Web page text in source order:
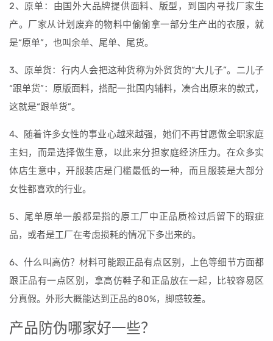
2、原单：由国外大品牌提供面料、版型，到国内寻找厂家生
产。厂家从计划废弃的物料中偷偷拿一部分生产出的衣服，就
是“原单”，也叫余单、尾单、尾货。
3、原单货：行内人会把这种货称为外贸货的“大儿子”。二儿子
“跟单货”：原版面料，搭配一批国内辅料，凑合出原来的款式，
这就是“跟单货”。
4、随着许多女性的事业心越来越强，她们不再甘愿做全职家庭
主妇，而是选择做生意，以此来分担家庭经济压力。在众多实
体店生意中，开服装店是门槛最低的一种，而且服装是大部分
女性都喜欢的行业。
5、尾单原单一般都是指的原工厂中正品质检过后留下的瑕疵
品，或者是工厂在考虑损耗的情况下多出来的。
6、什么叫高仿？材料可能跟正品有点区别，上色等细节方面都
跟正品有一点区别，拿高仿鞋子和正品放在一起，比较容易区
分真假。外形大概能达到正品的80%，脚感较差。
产品防伪哪家好一些？